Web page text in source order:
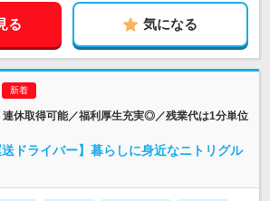
る 気になる
連休取得可能／福利厚生充実◎／残業代は1分単位
ドライバー】暮らしに身近なニトリグル